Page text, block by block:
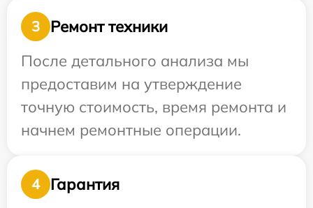
3
Ремонт техники
После детального анализа мы
предоставим на утверждение
точную стоимость, время ремонта и
начнем ремонтные операции.
4
Гарантия